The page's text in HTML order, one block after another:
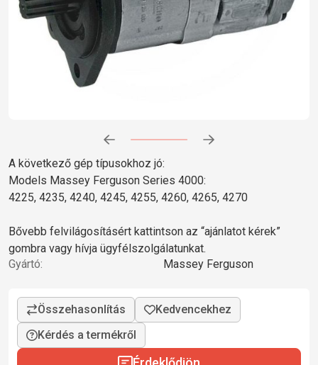
A következő gép típusokhoz jó:
Models Massey Ferguson Series 4000:
4225, 4235, 4240, 4245, 4255, 4260, 4265, 4270
Bővebb felvilágosításért kattintson az “ajánlatot kérek”
gombra vagy hívja ügyfélszolgálatunkat.
Gyártó:
Massey Ferguson
Kérdés a termékről